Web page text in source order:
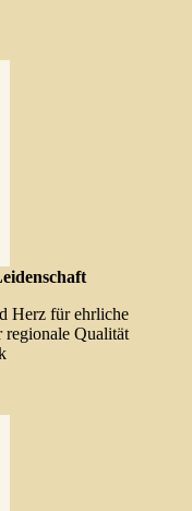
Herz für ehrliche
regionale Qualität